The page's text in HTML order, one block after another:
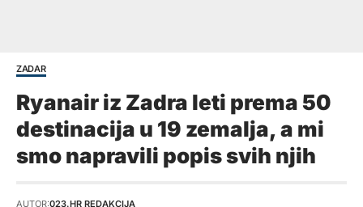
ZADAR
Ryanair iz Zadra leti prema 50
destinacija u 19 zemalja, a mi
smo napravili popis svih njih
AUTOR:023.HR REDAKCIJA